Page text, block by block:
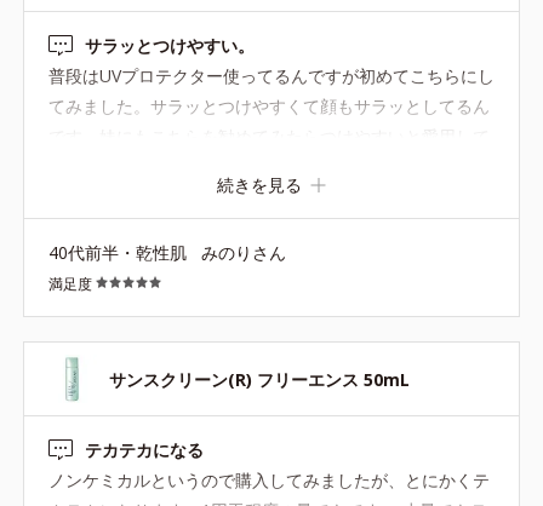
サラッとつけやすい。
普段はUVプロテクター使ってるんですが初めてこちらにし
てみました。サラッとつけやすくて顔もサラッとしてるん
えるのでありがたいです。
続きを見る
40代前半・乾性肌 みのりさん
満足度
サンスクリーン(R) フリーエンス 50mL
テカテカになる
ノンケミカルというので購入してみましたが、とにかくテ